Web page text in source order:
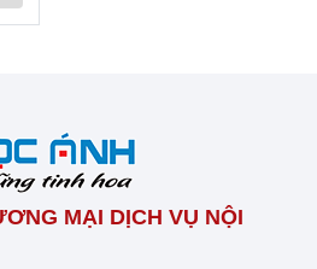
MẠI DỊCH VỤ NỘI